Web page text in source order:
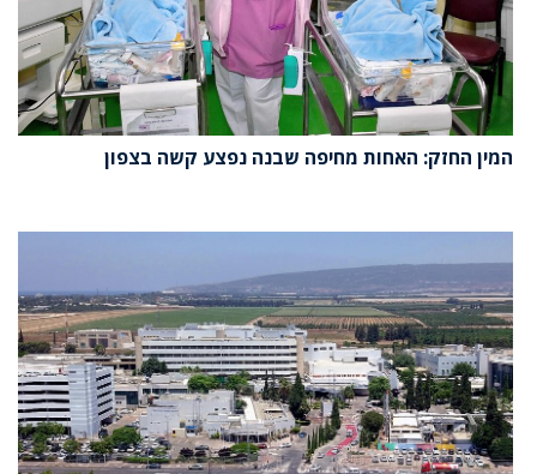
המין החזק: האחות מחיפה שבנה נפצע קשה בצפון